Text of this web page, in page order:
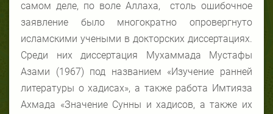
самом деле, по воле Аллаха, столь ошибочное
заявление было многократно опровергнуто
исламскими учеными в докторских диссертациях.
Среди них диссертация Мухаммада Мустафы
Азами (1967) под названием «Изучение ранней
литературы о хадисах», а также работа Имтияза
Ахмада «Значение Сунны и хадисов, а также их